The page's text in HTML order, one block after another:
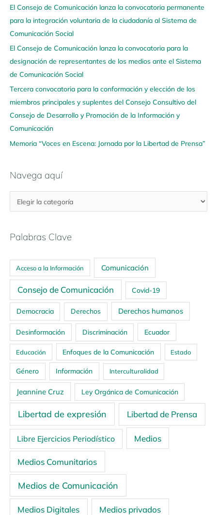
El Consejo de Comunicación lanza la convocatoria permanente
para la integración voluntaria de la ciudadanía al Sistema de
Comunicación Social
El Consejo de Comunicación lanza la convocatoria para la
designación de representantes de los medios ante el Sistema
de Comunicación Social
Tercera convocatoria para la conformación y elección de los
miembros principales y suplentes del Consejo Consultivo del
Consejo de Desarrollo y Promoción de la Información y
Comunicación
Memoria “Voces en Escena: Jornada por la Libertad de Prensa”
Navega aquí
g
a
a
q
u
í
Palabras Clave
Acceso a la Información Comunicación
Consejo de Comunicación Covid-19
Democracia Derechos Derechos humanos
Desinformación Discriminación Ecuador
Educación Enfoques de la Comunicación Estado
Género Información Interculturalidad
Jeannine Cruz Ley Orgánica de Comunicación
Libertad de expresión Libertad de Prensa
Libre Ejercicios Periodístico Medios
Medios Comunitarios
Medios de Comunicación
Medios Digitales Medios privados